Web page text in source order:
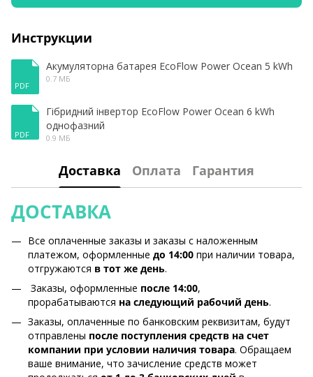
Инструкции
PDF
Акумуляторна батарея EcoFlow Power Ocean 5 kWh
0.7 МБ
PDF
Гібридний інвертор EcoFlow Power Ocean 6 kWh
однофазний
0.9 МБ
Доставка Оплата Гарантия
ДОСТАВКА
Все оплаченные заказы и заказы с наложенным
платежом, оформленные до 14:00 при наличии товара,
отгружаются в тот же день.
Заказы, оформленные после 14:00,
прорабатываются на следующий рабочий день.
Заказы, оплаченные по банковским реквизитам, будут
отправлены после поступления средств на счет
компании при условии наличия товара. Обращаем
ваше внимание, что зачисление средств может